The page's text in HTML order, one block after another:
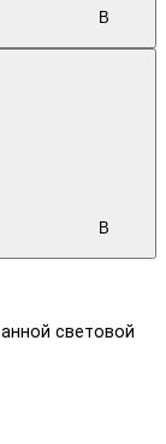
В
В
световой